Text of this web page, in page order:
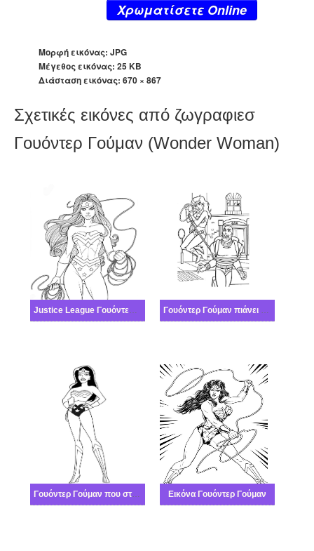
Xρωματίσετε Online
Μορφή εικόνας: JPG
Μέγεθος εικόνας: 25 KB
Διάσταση εικόνας: 670 × 867
Σχετικές εικόνες από ζωγραφιεσ
Γουόντερ Γούμαν (Wonder Woman)
Justice League Γουόντερ Γούμαν Γουόντερ Γούμαν πιάνει έναν εγκληματία
Γουόντερ Γούμαν που στέκεται Εικόνα Γουόντερ Γούμαν